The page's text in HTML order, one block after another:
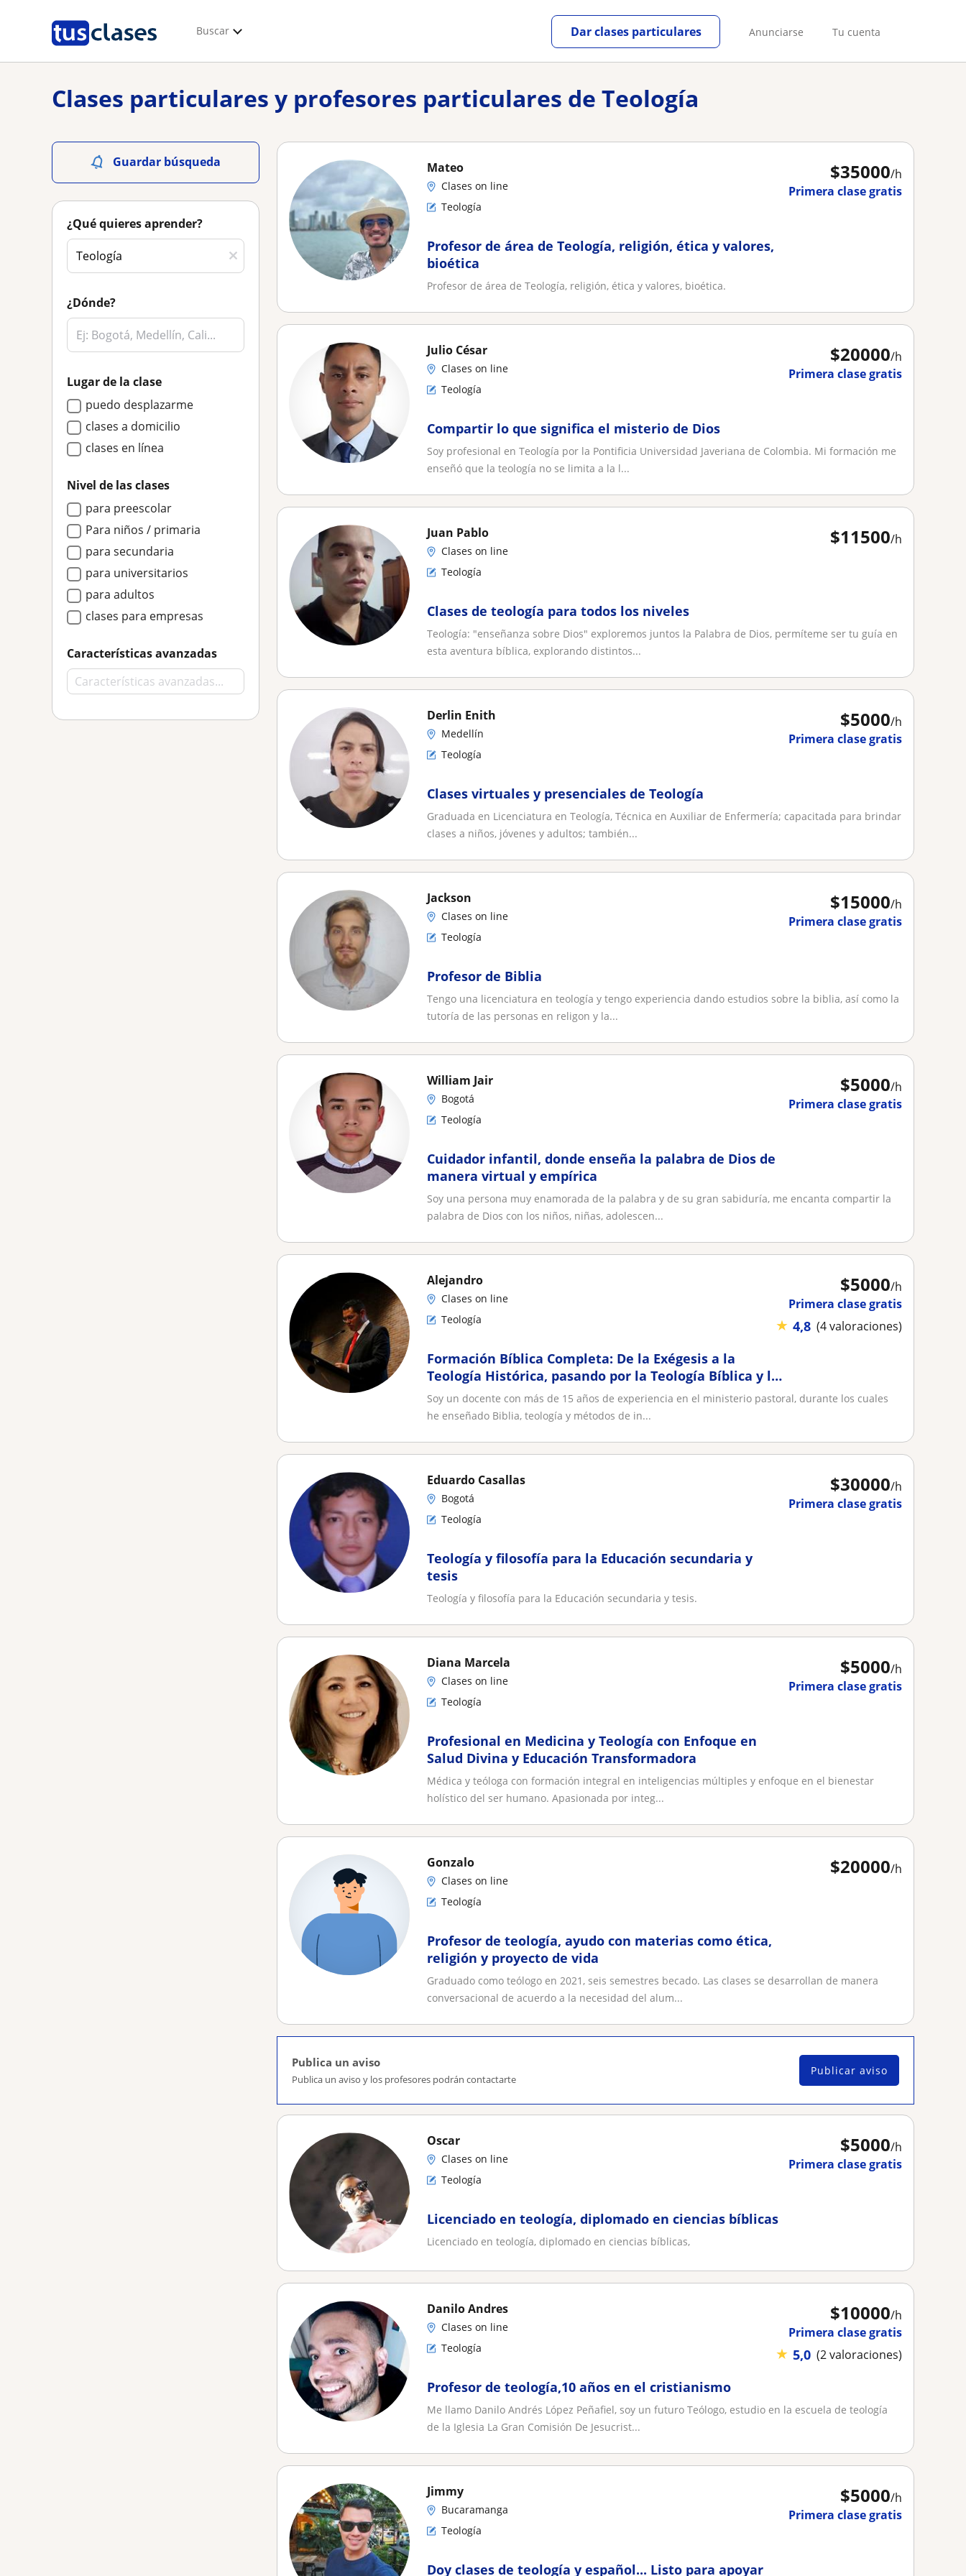
Buscar Anunciarse Tu cuenta
Dar clases particulares
Clases particulares y profesores particulares de Teología
Guardar búsqueda
¿Qué quieres aprender?
¿Dónde?
Lugar de la clase
puedo desplazarme
clases a domicilio
clases en línea
Nivel de las clases
para preescolar
Para niños / primaria
para secundaria
para universitarios
para adultos
clases para empresas
Características avanzadas
$35000/h
Primera clase gratis
Mateo
Clases on line
Teología
Profesor de área de Teología, religión, ética y valores,
bioética
Profesor de área de Teología, religión, ética y valores, bioética.
$20000/h
Primera clase gratis
Julio César
Clases on line
Teología
Compartir lo que significa el misterio de Dios
Soy profesional en Teología por la Pontificia Universidad Javeriana de Colombia. Mi formación me
enseñó que la teología no se limita a la l...
$11500/h
Juan Pablo
Clases on line
Teología
Clases de teología para todos los niveles
Teología: "enseñanza sobre Dios" exploremos juntos la Palabra de Dios, permíteme ser tu guía en
esta aventura bíblica, explorando distintos...
$5000/h
Primera clase gratis
Derlin Enith
Medellín
Teología
Clases virtuales y presenciales de Teología
Graduada en Licenciatura en Teología, Técnica en Auxiliar de Enfermería; capacitada para brindar
clases a niños, jóvenes y adultos; también...
$15000/h
Primera clase gratis
Jackson
Clases on line
Teología
Profesor de Biblia
Tengo una licenciatura en teología y tengo experiencia dando estudios sobre la biblia, así como la
tutoría de las personas en religon y la...
$5000/h
Primera clase gratis
William Jair
Bogotá
Teología
Cuidador infantil, donde enseña la palabra de Dios de
manera virtual y empírica
Soy una persona muy enamorada de la palabra y de su gran sabiduría, me encanta compartir la
palabra de Dios con los niños, niñas, adolescen...
$5000/h
Primera clase gratis
★ 4,8 (4 valoraciones)
Alejandro
Clases on line
Teología
Formación Bíblica Completa: De la Exégesis a la
Teología Histórica, pasando por la Teología Bíblica y la
Sistemática
Soy un docente con más de 15 años de experiencia en el ministerio pastoral, durante los cuales
he enseñado Biblia, teología y métodos de in...
$30000/h
Primera clase gratis
Eduardo Casallas
Bogotá
Teología
Teología y filosofía para la Educación secundaria y
tesis
Teología y filosofía para la Educación secundaria y tesis.
$5000/h
Primera clase gratis
Diana Marcela
Clases on line
Teología
Profesional en Medicina y Teología con Enfoque en
Salud Divina y Educación Transformadora
Médica y teóloga con formación integral en inteligencias múltiples y enfoque en el bienestar
holístico del ser humano. Apasionada por integ...
$20000/h
Gonzalo
Clases on line
Teología
Profesor de teología, ayudo con materias como ética,
religión y proyecto de vida
Graduado como teólogo en 2021, seis semestres becado. Las clases se desarrollan de manera
conversacional de acuerdo a la necesidad del alum...
Publica un aviso
Publica un aviso y los profesores podrán contactarte
Publicar aviso
$5000/h
Primera clase gratis
Oscar
Clases on line
Teología
Licenciado en teología, diplomado en ciencias bíblicas
Licenciado en teología, diplomado en ciencias bíblicas,
$10000/h
Primera clase gratis
★ 5,0 (2 valoraciones)
Danilo Andres
Clases on line
Teología
Profesor de teología,10 años en el cristianismo
Me llamo Danilo Andrés López Peñafiel, soy un futuro Teólogo, estudio en la escuela de teología
de la Iglesia La Gran Comisión De Jesucrist...
$5000/h
Primera clase gratis
Jimmy
Bucaramanga
Teología
Doy clases de teología y español... Listo para apoyar